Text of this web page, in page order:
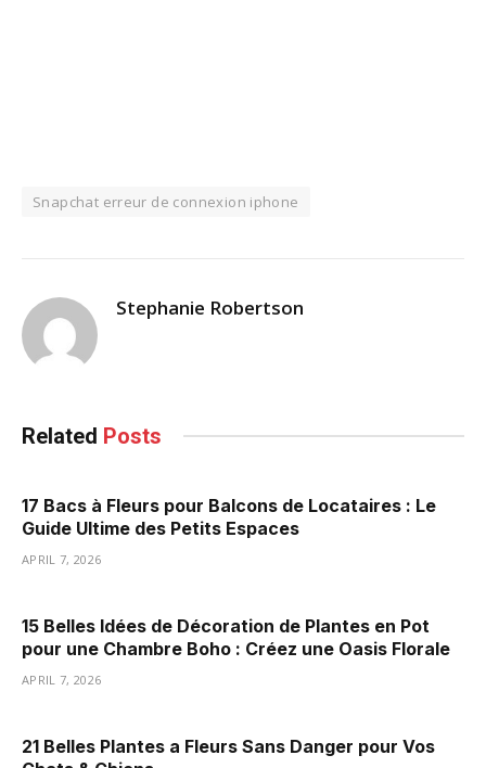
Snapchat erreur de connexion iphone
Stephanie Robertson
Related Posts
17 Bacs à Fleurs pour Balcons de Locataires : Le
Guide Ultime des Petits Espaces
APRIL 7, 2026
15 Belles Idées de Décoration de Plantes en Pot
pour une Chambre Boho : Créez une Oasis Florale
APRIL 7, 2026
21 Belles Plantes a Fleurs Sans Danger pour Vos